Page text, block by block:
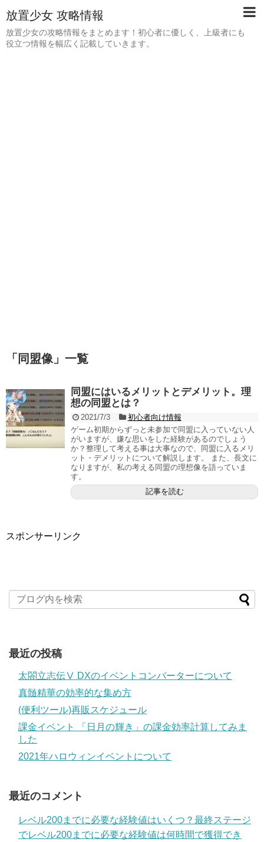
放置少女 攻略情報
放置少女の攻略情報をまとめます！初心者に優しく、上級者にも
役立つ情報を幅広く記載していきます。
「 同盟像 」 一覧
同盟にはいるメリットとデメリット。理
想の同盟とは？
2021/7/3
初心者向け情報
ゲーム初期からずっと未参加で同盟に入っていない人
がいますが、嫌な思いをした経験があるのでしょう
か？整理して考える事は大事なので、同盟に入るメリ
ット・デメリットについて解説します。 また、長文に
なりますが、私の考える同盟の理想像を語っていま
す。
記事を読む
スポンサーリンク
最近の投稿
太閤立志伝Ⅴ DXのイベントコンバーターについて
真髄精華の効率的な集め方
(便利ツール)再販スケジュール
課金イベント 「日月の輝き」の課金効率計算してみま
した
2021年ハロウィンイベントについて
最近のコメント
レベル200までに必要な経験値はいくつ？最終ステージ
でレベル200までに必要な経験値は何時間で獲得でき